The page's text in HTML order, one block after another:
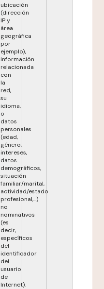
ubicación
(dirección
IP y
área
geográfica
por
ejemplo),
información
relacionada
con
la
red,
su
idioma,
o
datos
personales
(edad,
género,
intereses,
datos
demográficos,
situación
familiar/marital,
actividad/estado
profesional,...)
no
nominativos
(es
decir,
específicos
del
identificador
del
usuario
de
Internet).